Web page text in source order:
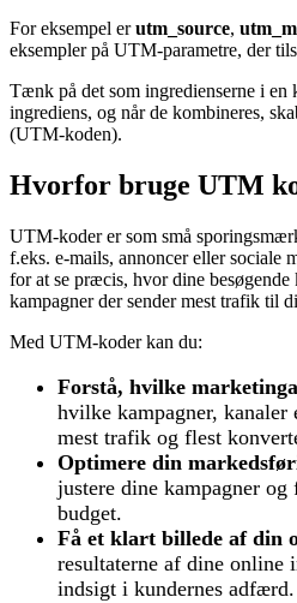
For eksempel erutm_source,
eksempler på UTM-parametre, der
Tænk på det som ingredienserne i en
ingrediens, og når de kombineres,
(UTM-koden).
Hvorfor bruge UTM
UTM-koder er som små
f.eks. e-mails, annoncer eller sociale
for at se præcis, hvor dine
kampagner der sender mest trafik til
Med UTM-koder kan du:
Forstå, hvilke
hvilke kampagner,
mest trafik og flest
Optimere din
justere dine kampagner
budget.
Få et klart billede af din
resultaterne af dine
indsigt i kundernes adfærd.